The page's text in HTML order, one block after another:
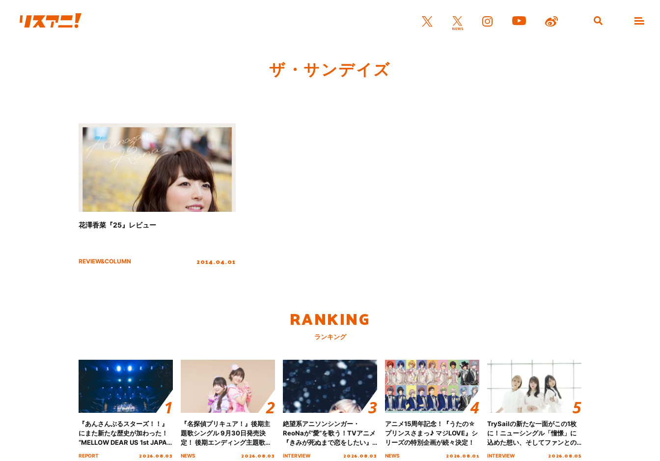
ザ・サンデイズ
花澤香菜『25』レビュー
REVIEW&COLUMN 2014.04.01
RANKING
ランキング
『あんさんぶるスターズ！！』
にまた新たな歴史が加わった！
“MELLOW DEAR US 1st JAPAN
REPORT 2026.08.03
『名探偵プリキュア！』後期主
題歌シングル 9月30日発売決
定！ 後期エンディング主題歌
NEWS 2026.08.03
絶望系アニソンシンガー・
ReoNaが“愛”を歌う！TVアニメ
『きみが死ぬまで恋をしたい』
INTERVIEW 2026.08.03
アニメ15周年記念！『うたの☆
プリンスさまっ♪ マジLOVE』シ
リーズの特別企画が続々決定！
NEWS 2026.08.01
TrySailの新たな一面がこの1枚
に！ニューシングル「憧憬」に
込めた想い、そしてファンとの
INTERVIEW 2026.08.05